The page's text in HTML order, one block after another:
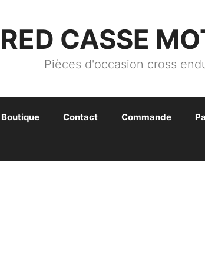
CASSE
Pièces d'occasion cross
Boutique Contact Commande